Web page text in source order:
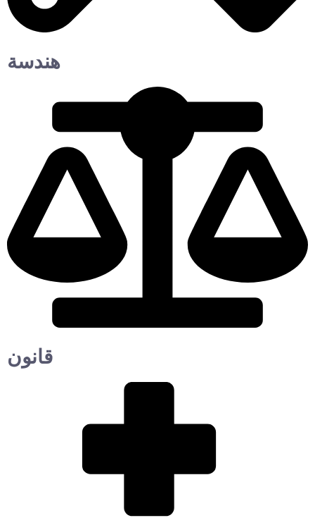
هندسة
قانون